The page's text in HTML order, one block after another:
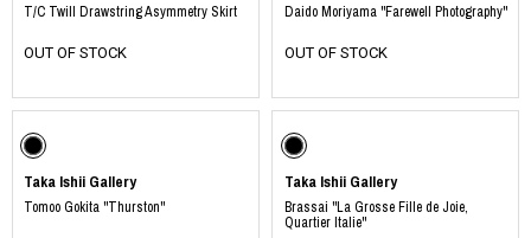
T/C Twill Drawstring Asymmetry Skirt
OUT OF STOCK
Daido Moriyama "Farewell Photography"
OUT OF STOCK
Taka Ishii Gallery
Tomoo Gokita "Thurston"
Taka Ishii Gallery
Brassai "La Grosse Fille de Joie,
Quartier Italie"